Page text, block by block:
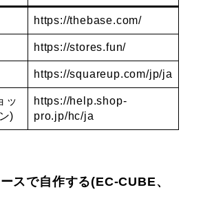
https://thebase.com/
https://stores.fun/
https://squareup.com/jp/ja
ッ
)
https://help.shop-
pro.jp/hc/ja
スで自作する(EC-CUBE、